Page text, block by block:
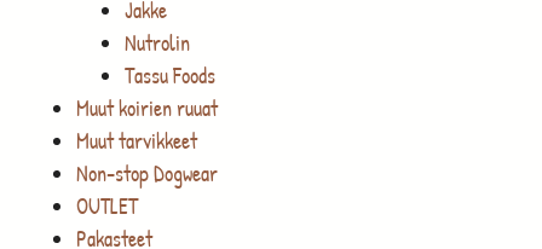
Jakke
Nutrolin
Tassu Foods
Muut koirien ruuat
Muut tarvikkeet
Non-stop Dogwear
OUTLET
Pakasteet